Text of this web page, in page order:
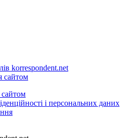
korrespondent.net
сайтом
сайтом
і персональних даних